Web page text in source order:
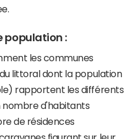
population :
les communes
littoral dont la population
rapportent les différents
nombre d'habitants
de résidences